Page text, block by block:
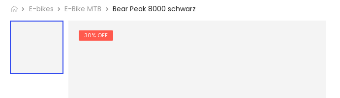
E-bikes E-Bike MTB Bear Peak 8000 schwarz
30% OFF